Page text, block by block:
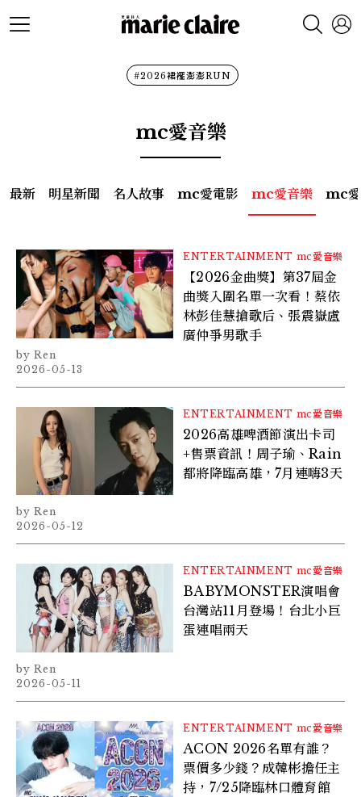
#2026裙襬澎澎RUN
mc愛音樂
最新 明星新聞 名人故事 mc愛電影 mc愛音樂 mc
ENTERTAINMENT mc愛音樂
【2026金曲獎】第37屆金
曲獎入圍名單一次看！蔡依
林彭佳慧搶歌后、張震嶽盧
廣仲爭男歌手
Ren
2026-05-13
ENTERTAINMENT mc愛音樂
2026高雄啤酒節演出卡司
+售票資訊！周子瑜、Rain
都將降臨高雄，7月連嗨3天
Ren
2026-05-12
ENTERTAINMENT mc愛音樂
BABYMONSTER演唱會
台灣站11月登場！台北小巨
蛋連唱兩天
Ren
2026-05-11
ENTERTAINMENT mc愛音樂
ACON 2026名單有誰？
票價多少錢？成韓彬擔任主
持，7/25降臨林口體育館